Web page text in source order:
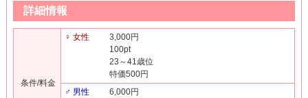
詳細情報
条件/料金
♀ 女性
3,000円
100pt
23～41歳位
特価500円
♂ 男性
6,000円